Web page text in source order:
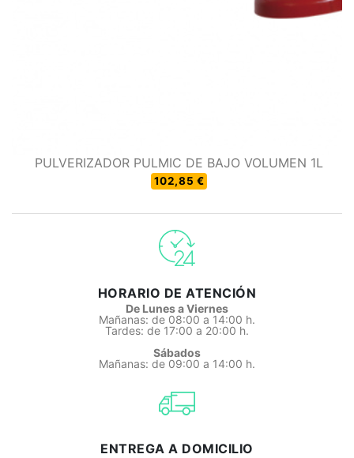
PULVERIZADOR PULMIC DE BAJO VOLUMEN 1L
102,85 €
HORARIO DE ATENCIÓN
De Lunes a Viernes
Mañanas: de 08:00 a 14:00 h.
Tardes: de 17:00 a 20:00 h.
Sábados
Mañanas: de 09:00 a 14:00 h.
ENTREGA A DOMICILIO